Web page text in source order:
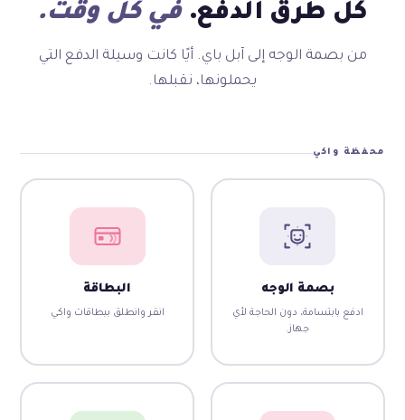
كل طرق الدفع. في كل وقت.
من بصمة الوجه إلى آبل باي. أيًا كانت وسيلة الدفع التي
يحملونها، نقبلها.
محفظة واكي
بصمة الوجه
ادفع بابتسامة، دون الحاجة لأي
جهاز.
البطاقة
انقر وانطلق ببطاقات واكي